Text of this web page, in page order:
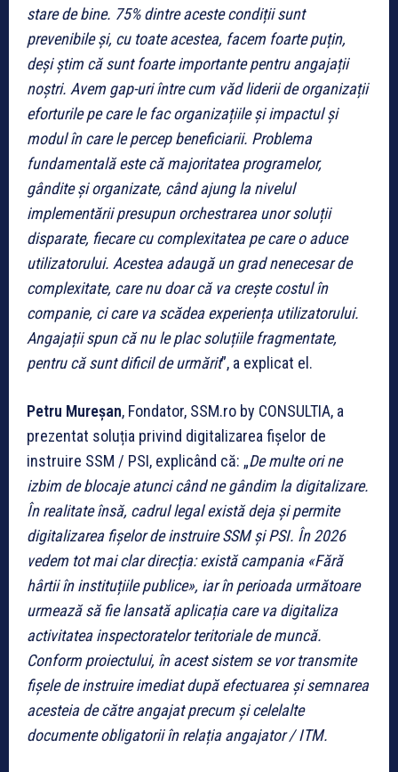
stare de bine. 75% dintre aceste condiții sunt
prevenibile și, cu toate acestea, facem foarte puțin,
deși știm că sunt foarte importante pentru angajații
noștri. Avem gap-uri între cum văd liderii de organizații
eforturile pe care le fac organizațiile și impactul și
modul în care le percep beneficiarii. Problema
fundamentală este că majoritatea programelor,
gândite și organizate, când ajung la nivelul
implementării presupun orchestrarea unor soluții
disparate, fiecare cu complexitatea pe care o aduce
utilizatorului. Acestea adaugă un grad nenecesar de
complexitate, care nu doar că va crește costul în
companie, ci care va scădea experiența utilizatorului.
Angajații spun că nu le plac soluțiile fragmentate,
pentru că sunt dificil de urmărit”, a explicat el.
Petru Mureșan, Fondator, SSM.ro by CONSULTIA, a
prezentat soluția privind digitalizarea fișelor de
instruire SSM / PSI, explicând că: „De multe ori ne
izbim de blocaje atunci când ne gândim la digitalizare.
În realitate însă, cadrul legal există deja și permite
digitalizarea fișelor de instruire SSM și PSI. În 2026
vedem tot mai clar direcția: există campania «Fără
hârtii în instituțiile publice», iar în perioada următoare
urmează să fie lansată aplicația care va digitaliza
activitatea inspectoratelor teritoriale de muncă.
Conform proiectului, în acest sistem se vor transmite
fișele de instruire imediat după efectuarea și semnarea
acesteia de către angajat precum și celelalte
documente obligatorii în relația angajator / ITM.